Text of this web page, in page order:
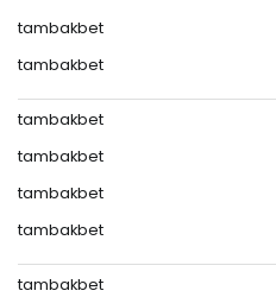
tambakbet
tambakbet
tambakbet
tambakbet
tambakbet
tambakbet
tambakbet